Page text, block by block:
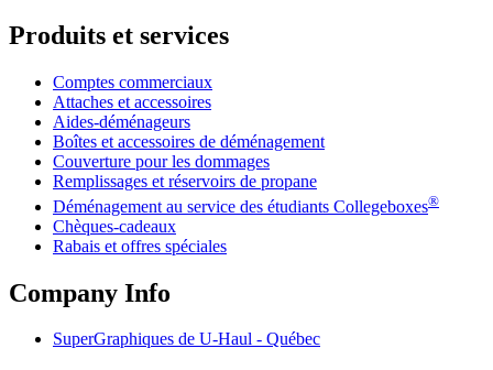
Produits et services
Comptes commerciaux
Attaches et accessoires
Aides-déménageurs
Boîtes et accessoires de déménagement
Couverture pour les dommages
Remplissages et réservoirs de propane
Déménagement au service des étudiants Collegeboxes®
Chèques-cadeaux
Rabais et offres spéciales
Company Info
SuperGraphiques de U-Haul - Québec